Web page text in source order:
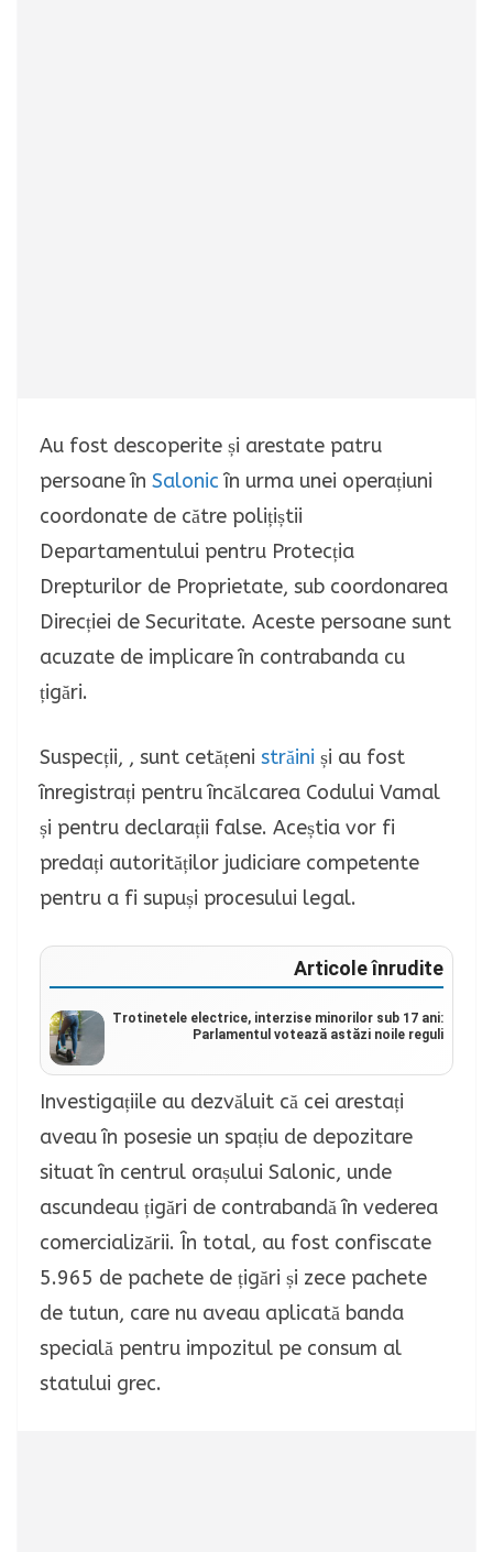
Au fost descoperite și arestate patru
persoane în Salonicîn urma unei operațiuni
coordonate de către polițiștii
Departamentului pentru Protecția
Drepturilor de Proprietate, sub coordonarea
Direcției de Securitate. Aceste persoane sunt
acuzate de implicare în contrabanda cu
țigări.
Suspecții, , sunt cetățeni străini și au fost
înregistrați pentru încălcarea Codului Vamal
și pentru declarații false. Aceștia vor fi
predați autorităților judiciare competente
pentru a fi supuși procesului legal.
Articole înrudite
Trotinetele electrice, interzise minorilor sub 17 ani:
Parlamentul votează astăzi noile reguli
Investigațiile au dezvăluit că cei arestați
aveau în posesie un spațiu de depozitare
situat în centrul orașului Salonic, unde
ascundeau țigări de contrabandă în vederea
comercializării. În total, au fost confiscate
5.965 de pachete de țigări și zece pachete
de tutun, care nu aveau aplicată banda
specială pentru impozitul pe consum al
statului grec.